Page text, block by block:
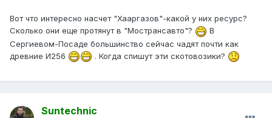
Вот что интересно насчет "Хааргазов"-какой у них ресурс?
Сколько они еще протянут в "Мострансавто"?
В
Сергиевом-Посаде большинство сейчас чадят почти как
древние И256
. Когда спишут эти скотовозики?
Suntechnic